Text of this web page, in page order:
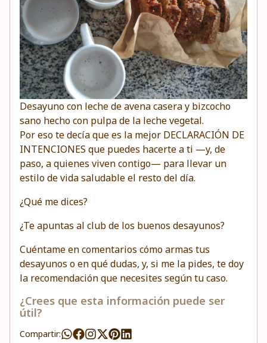
Desayuno con leche de avena casera y bizcocho
sano hecho con pulpa de la leche vegetal.
Por eso te decía que es la mejor DECLARACIÓN DE
INTENCIONES que puedes hacerte a ti —y, de
paso, a quienes viven contigo— para llevar un
estilo de vida saludable el resto del día.
¿Qué me dices?
¿Te apuntas al club de los buenos desayunos?
Cuéntame en comentarios cómo armas tus
desayunos o en qué dudas, y, si me la pides, te doy
la recomendación que necesites según tu caso.
¿Crees que esta información puede ser
útil?
Compartir: